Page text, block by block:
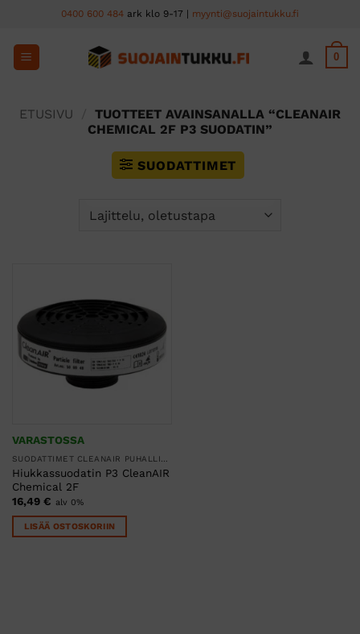
content
0400 600 484 ark klo 9-17 | myynti@suojaintukku.fi
0
ETUSIVU
TUOTTEET AVAINSANALLA “CLEANAIR
CHEMICAL 2F P3 SUODATIN”
SUODATTIMET
VARASTOSSA
Hiukkassuodatin P3 CleanAIR
Chemical 2F
16,49 € alv 0%
LISÄÄ OSTOSKORIIN